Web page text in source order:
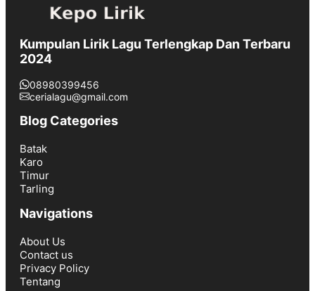
Kumpulan Lirik Lagu Terlengkap Dan Terbaru
2024
08980399456
cerialagu@gmail.com
Blog Categories
Batak
Karo
Timur
Tarling
Navigations
About Us
Contact us
Privacy Policy
Tentang